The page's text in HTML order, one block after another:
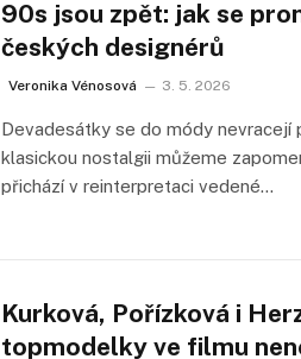
90s jsou zpět: jak se
českých designérů
Veronika Vénosová 3. 5. 2026
Devadesátky se do módy nevracejí
klasickou nostalgii můžeme
přichází v reinterpretaci vedené…
Kurková, Pořízková i
topmodelky ve filmu